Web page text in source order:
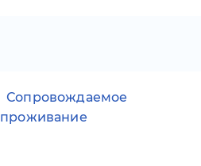
Сопровождаемое
проживание